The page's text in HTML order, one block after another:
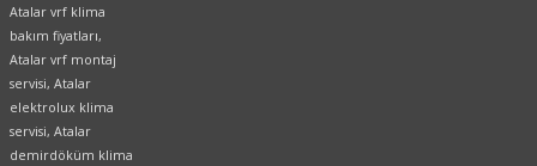
Atalar vrf klima
bakım fiyatları,
Atalar vrf montaj
servisi, Atalar
elektrolux klima
servisi, Atalar
demirdöküm klima